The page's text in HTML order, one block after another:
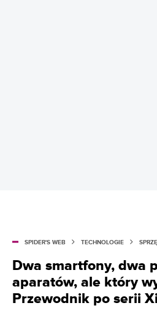
SPIDER'S WEB TECHNOLOGIE
Dwa smartfony, dwa
aparatów, ale który
Przewodnik po serii